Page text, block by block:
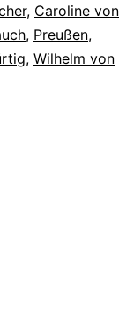
, Caroline von
, Preußen,
, Wilhelm von